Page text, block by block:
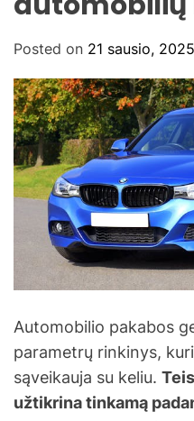
Posted on 21 sausio, 2025
Automobilio pakabos
parametrų rinkinys,
sąveikauja su keliu.
užtikrina tinkamą